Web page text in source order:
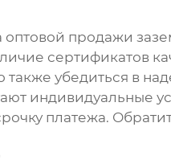
оптовой продажи
сертификатов
также убедиться в
индивидуальные
платежа.